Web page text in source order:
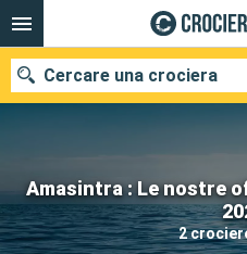
Amasintra : Le nostre
2
Cercare una crociera
Le nostre destinazioni
Mesi di partenza